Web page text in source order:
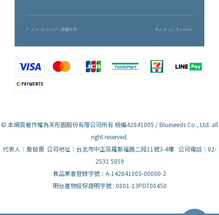
© 2026 Blueseeds 版權所有 Back to Nature
© 本網頁著作權為芙彤園股份有限公司所有 統編42841005 / Blueseeds Co., Ltd. all
right reserved.
代表人：詹茹惠 公司地址：台北市中正區羅斯福路二段11號3-4樓 公司電話：02-
2531 5859
食品業者登錄字號：A-142841005-00000-2
明台產物投保證明字號 : 0801-13PDT00450